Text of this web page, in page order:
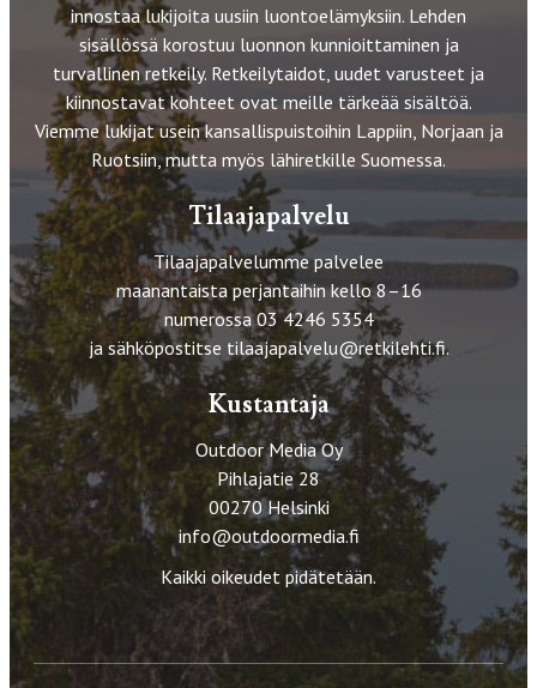
innostaa lukijoita uusiin luontoelämyksiin. Lehden
sisällössä korostuu luonnon kunnioittaminen ja
turvallinen retkeily. Retkeilytaidot, uudet varusteet ja
kiinnostavat kohteet ovat meille tärkeää sisältöä.
Viemme lukijat usein kansallispuistoihin Lappiin, Norjaan ja
Ruotsiin, mutta myös lähiretkille Suomessa.
Tilaajapalvelu
Tilaajapalvelumme palvelee
maanantaista perjantaihin kello 8–16
numerossa 03 4246 5354
ja sähköpostitse tilaajapalvelu@retkilehti.fi.
Kustantaja
Outdoor Media Oy
Pihlajatie 28
00270 Helsinki
info@outdoormedia.fi
Kaikki oikeudet pidätetään.